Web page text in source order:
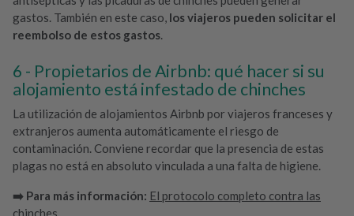
gastos. También en este caso, los viajeros pueden solicitar el
reembolso de estos gastos.
Propietarios de Airbnb: qué hacer si su
alojamiento está infestado de chinches
La utilización de alojamientos Airbnb por viajeros franceses y
extranjeros aumenta automáticamente el riesgo de
contaminación. Conviene recordar que la presencia de estas
plagas no está en absoluto vinculada a una falta de higiene.
➡️ Para más información: El protocolo completo contra las
chinches.